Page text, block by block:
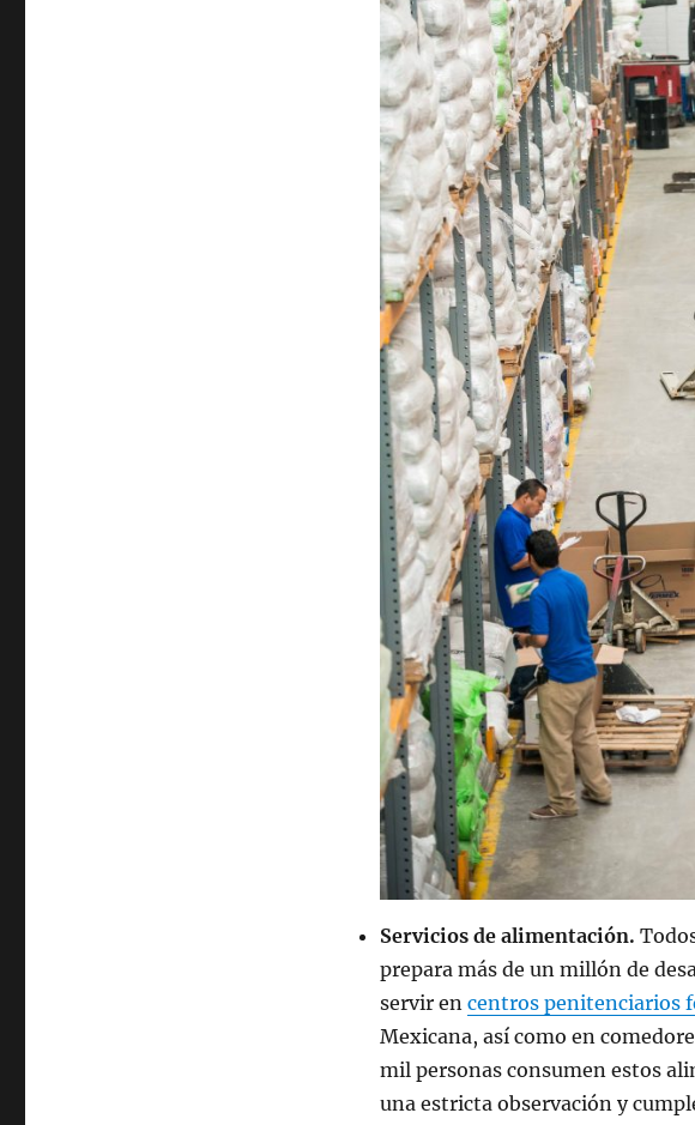
Servicios de alimentación.
prepara más de un millón de
servir en centros penitenciarios
Mexicana, así como en
mil personas consumen estos
una estricta observación y